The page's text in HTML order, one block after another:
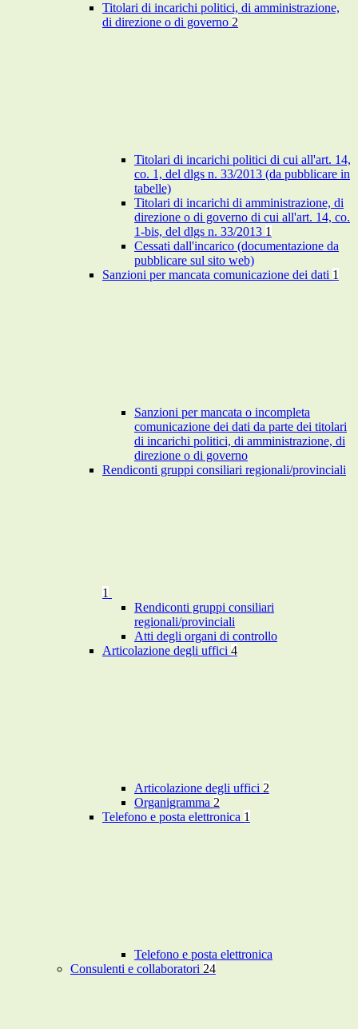
Titolari di incarichi politici, di amministrazione,
di direzione o di governo 2
Titolari di incarichi politici di cui all'art. 14,
co. 1, del dlgs n. 33/2013 (da pubblicare in
tabelle)
Titolari di incarichi di amministrazione, di
direzione o di governo di cui all'art. 14, co.
1-bis, del dlgs n. 33/2013 1
Cessati dall'incarico (documentazione da
pubblicare sul sito web)
Sanzioni per mancata comunicazione dei dati 1
Sanzioni per mancata o incompleta
comunicazione dei dati da parte dei titolari
di incarichi politici, di amministrazione, di
direzione o di governo
Rendiconti gruppi consiliari regionali/provinciali
1
Rendiconti gruppi consiliari
regionali/provinciali
Atti degli organi di controllo
Articolazione degli uffici 4
Articolazione degli uffici 2
Organigramma 2
Telefono e posta elettronica 1
Telefono e posta elettronica
Consulenti e collaboratori 24